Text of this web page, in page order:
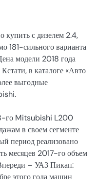
с дизелем 2.4,
181-сильного варианта
модели 2018 года
в каталоге «Авто
выгодные
го Mitsubishi L200
в своем сегменте
период реализовано
месяцев 2017-го объем
– УАЗ Пикап:
этого года машин